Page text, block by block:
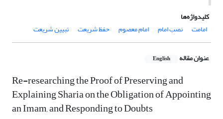
کلیدواژه‌ها
امامت
نصب امام امام معصوم حفظ شریعت تبیین شریعت
عنوان مقاله English
Re-researching the Proof of Preserving and
Explaining Sharia on the Obligation of Appointing
an Imam, and Responding to Doubts